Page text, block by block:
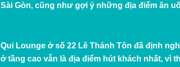
Sài Gòn, cũng như gợi ý những địa điểm ăn
Qui Lounge ở số 22 Lê Thánh Tôn đã định
ở tầng cao vẫn là địa điểm hút khách nhất,